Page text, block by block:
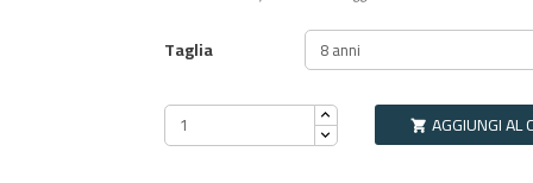
Taglia
 AGGIUNGI AL